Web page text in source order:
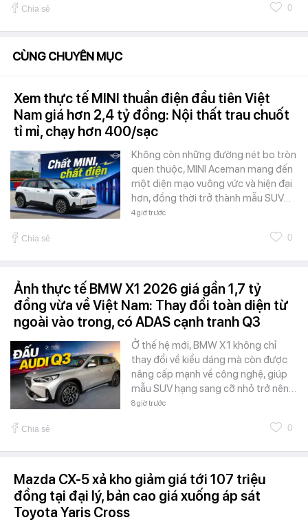
Chia sẻ 0
CÙNG CHUYÊN MỤC
Xem thực tế MINI thuần điện đầu tiên Việt
Nam giá hơn 2,4 tỷ đồng: Nội thất trau chuốt
tỉ mỉ, chạy hơn 400/sạc
Không còn những đường nét bo tròn
quen thuộc, MINI Aceman mang đến
một diện mạo vuông vức và hiện đại
hơn, đồng thời trở thành mẫu SUV…
4 giờ trước
Chia sẻ 0
Ảnh thực tế BMW X1 2026 giá gần 1,7 tỷ
đồng vừa về Việt Nam: Thay đổi toàn diện từ
ngoài vào trong, có ADAS cạnh tranh Q3
Ở thế hệ mới, BMW X1 không chỉ
thay đổi về kiểu dáng mà còn được
nâng cấp mạnh về công nghệ, giúp
mẫu SUV hạng sang cỡ nhỏ trở nên…
8 giờ trước
Chia sẻ 0
Mazda CX-5 xả kho giảm giá tới 107 triệu
đồng tại đại lý, bản cao giá xuống áp sát
Toyota Yaris Cross